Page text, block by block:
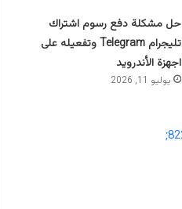
حل مشكلة دفع رسوم اشتراك
تليجرام Telegram وتفعيله على
اجهزة الأندرويد
يوليو 11, 2026